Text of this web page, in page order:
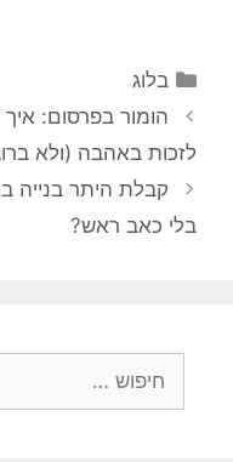
קטגוריות
בלוג
הומור בפרסום: איך
לזכות באהבה (ולא
קבלת היתר בנייה
בלי כאב ראש?